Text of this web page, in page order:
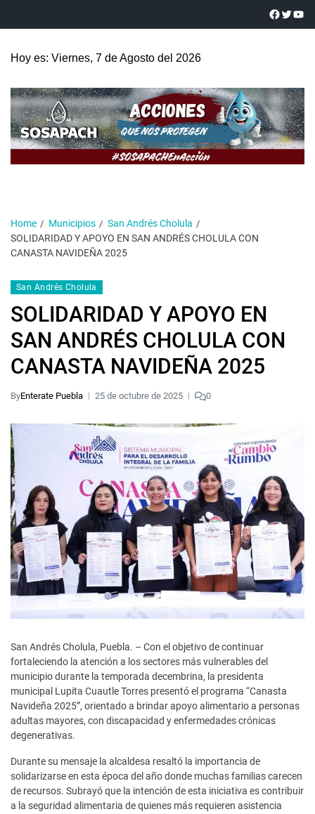
Hoy es: Viernes, 7 de Agosto del 2026
Home Municipios
San Andrés Cholula
SOLIDARIDAD Y APOYO EN SAN ANDRÉS CHOLULA CON
CANASTA NAVIDEÑA 2025
San Andrés Cholula
SOLIDARIDAD Y APOYO EN
SAN ANDRÉS CHOLULA CON
CANASTA NAVIDEÑA 2025
ByEnterate Puebla 25 de octubre de 2025 0
San Andrés Cholula, Puebla. – Con el objetivo de continuar
fortaleciendo la atención a los sectores más vulnerables del
municipio durante la temporada decembrina, la presidenta
municipal Lupita Cuautle Torres presentó el programa “Canasta
Navideña 2025”, orientado a brindar apoyo alimentario a personas
adultas mayores, con discapacidad y enfermedades crónicas
degenerativas.
Durante su mensaje la alcaldesa resaltó la importancia de
solidarizarse en esta época del año donde muchas familias carecen
de recursos. Subrayó que la intención de esta iniciativa es contribuir
a la seguridad alimentaria de quienes más requieren asistencia